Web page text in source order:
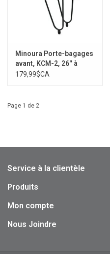
Minoura Porte-bagages
avant, KCM-2, 26'' à
700C, Noir
179,99$CA
Page 1 de 2
Service à la clientèle
Produits
Mon compte
Nous Joindre